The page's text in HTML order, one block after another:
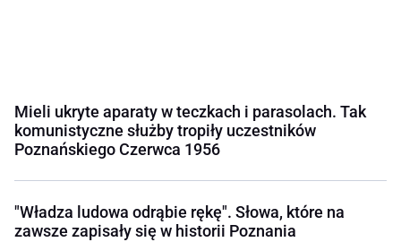
Mieli ukryte aparaty w teczkach i parasolach. Tak
komunistyczne służby tropiły uczestników
Poznańskiego Czerwca 1956
"Władza ludowa odrąbie rękę". Słowa, które na
zawsze zapisały się w historii Poznania